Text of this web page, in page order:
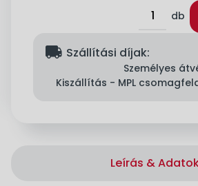
db
delivery Szállítási díjak:
Személyes
Kiszállítás - MPL
Leírás &